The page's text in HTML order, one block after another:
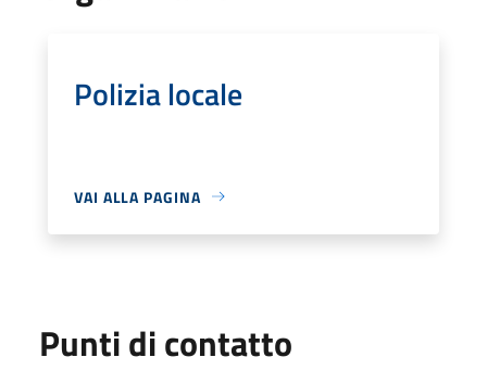
Polizia locale
VAI ALLA PAGINA
Punti di contatto